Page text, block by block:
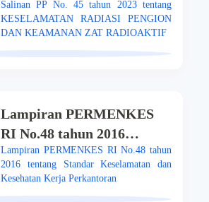
KESELAMATAN RADIASI
PENGION DAN
KEAMANAN ZAT
Salinan PP No. 45 tahun 2023 tentang
KESELAMATAN RADIASI PENGION
DAN KEAMANAN ZAT RADIOAKTIF
Lampiran PERMENKES
RI No.48 tahun 2016
tentang Standar
Keselamatan dan
Kesehatan Kerja
Lampiran PERMENKES RI No.48 tahun
2016 tentang Standar Keselamatan dan
Kesehatan Kerja Perkantoran